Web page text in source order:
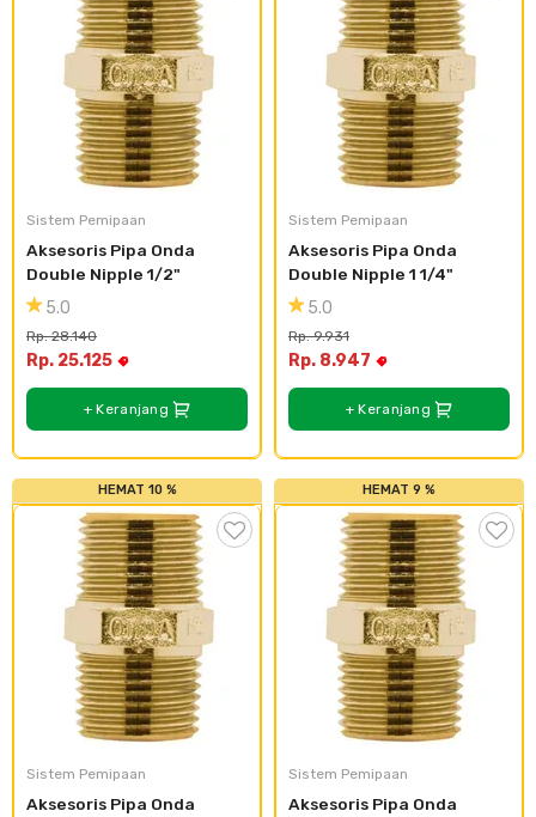
Sistem Pemipaan
Aksesoris Pipa Onda
Double Nipple 1/2"
5.0
Rp. 28.140
Rp. 25.125
+ Keranjang
Sistem Pemipaan
Aksesoris Pipa Onda
Double Nipple 1 1/4"
5.0
Rp. 9.931
Rp. 8.947
+ Keranjang
HEMAT 10 %
Sistem Pemipaan
Aksesoris Pipa Onda
HEMAT 9 %
Sistem Pemipaan
Aksesoris Pipa Onda